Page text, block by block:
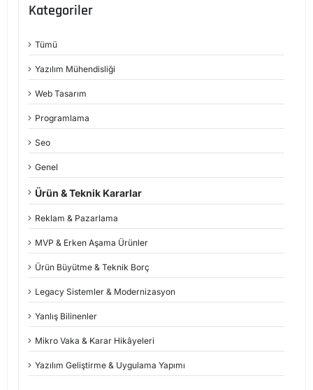
Kategoriler
Tümü
Yazılım Mühendisliği
Web Tasarım
Programlama
Seo
Genel
Ürün & Teknik Kararlar
Reklam & Pazarlama
MVP & Erken Aşama Ürünler
Ürün Büyütme & Teknik Borç
Legacy Sistemler & Modernizasyon
Yanlış Bilinenler
Mikro Vaka & Karar Hikâyeleri
Yazılım Geliştirme & Uygulama Yapımı